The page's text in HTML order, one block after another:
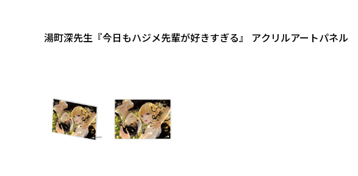
湯町深先生『今日もハジメ先輩が好きすぎる』 アクリルアートパネル